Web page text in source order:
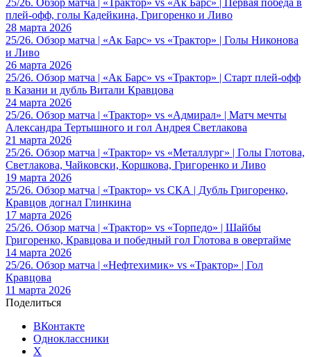
плей-офф, голы Кадейкина, Григоренко и Ливо
28 марта 2026
25/26. Обзор матча | «Ак Барс» vs «Трактор» | Голы Никонова
и Ливо
26 марта 2026
25/26. Обзор матча | «Ак Барс» vs «Трактор» | Старт плей-офф
в Казани и дубль Витали Кравцова
24 марта 2026
25/26. Обзор матча | «Трактор» vs «Адмирал» | Матч мечты
Александра Тертышного и гол Андрея Светлакова
21 марта 2026
25/26. Обзор матча | «Трактор» vs «Металлург» | Голы Глотова,
Светлакова, Чайковски, Коршкова, Григоренко и Ливо
19 марта 2026
25/26. Обзор матча | «Трактор» vs СКА | Дубль Григоренко,
Кравцов догнал Глинкина
17 марта 2026
25/26. Обзор матча | «Трактор» vs «Торпедо» | Шайбы
Григоренко, Кравцова и победный гол Глотова в овертайме
14 марта 2026
25/26. Обзор матча | «Нефтехимик» vs «Трактор» | Гол
Кравцова
11 марта 2026
Поделиться
ВКонтакте
Одноклассники
X